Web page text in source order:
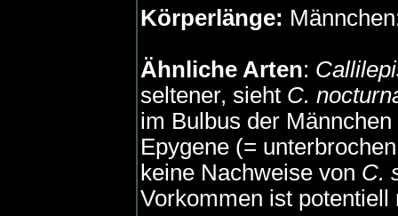
Körperlänge:
Ähnliche Arten:
seltener, sieht C.
im Bulbus der
Epygene (=
keine Nachweise von C.
Vorkommen ist potentiell